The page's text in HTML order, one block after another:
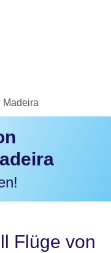
Madeira
Flüge von